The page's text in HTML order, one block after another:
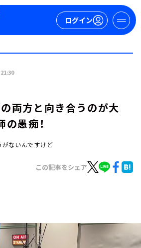
ログイン
ズ
21:30
両方と向き合うのが大
の愚痴！
ないんですけど
この記事をシェア